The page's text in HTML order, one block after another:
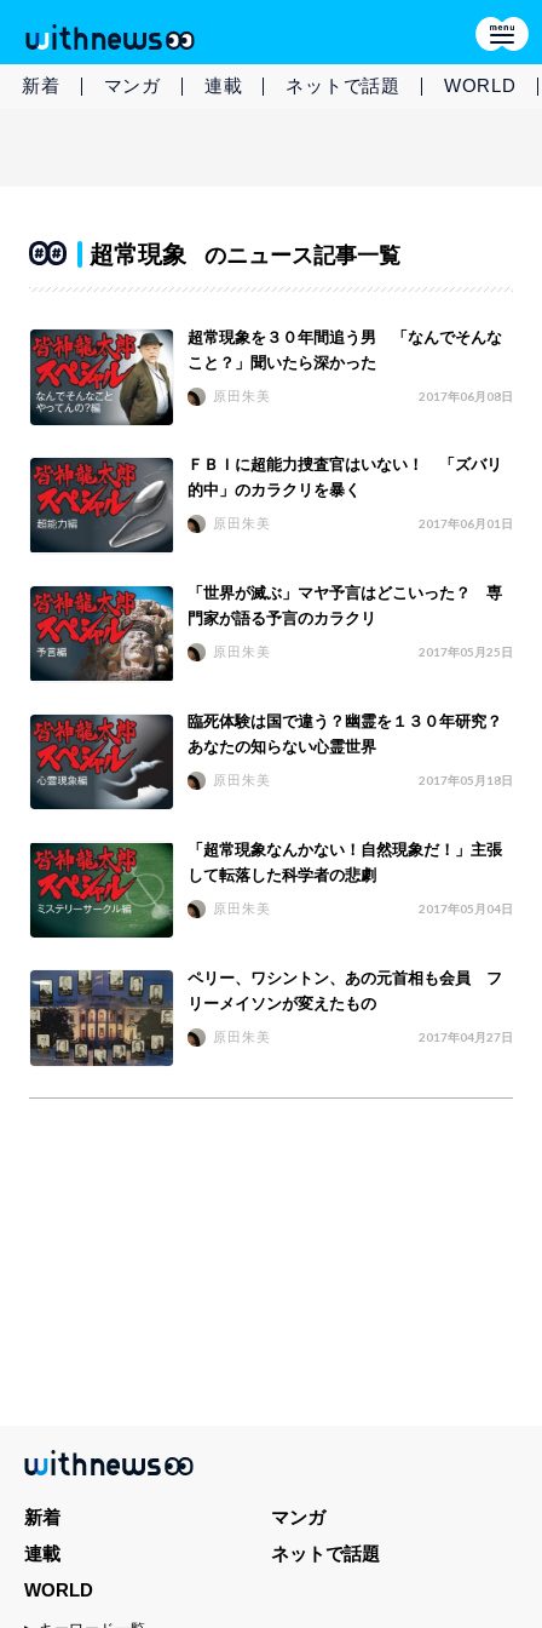
新着 マンガ 連載 ネットで話題 WORLD
超常現象 のニュース記事一覧
超常現象を３０年間追う男 「なんでそんな
こと？」聞いたら深かった
原田朱美 2017年06月08日
ＦＢＩに超能力捜査官はいない！ 「ズバリ
的中」のカラクリを暴く
原田朱美 2017年06月01日
「世界が滅ぶ」マヤ予言はどこいった？ 専
門家が語る予言のカラクリ
原田朱美 2017年05月25日
臨死体験は国で違う？幽霊を１３０年研究？
あなたの知らない心霊世界
原田朱美 2017年05月18日
「超常現象なんかない！自然現象だ！」主張
して転落した科学者の悲劇
原田朱美 2017年05月04日
ペリー、ワシントン、あの元首相も会員 フ
リーメイソンが変えたもの
原田朱美 2017年04月27日
新着
マンガ
連載
ネットで話題
WORLD